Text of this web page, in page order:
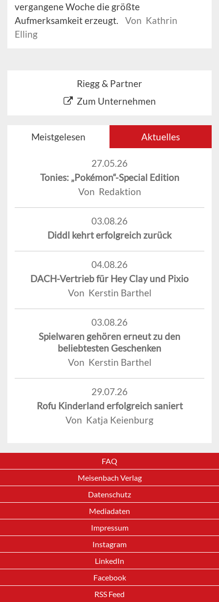
vergangene Woche die größte
Aufmerksamkeit erzeugt.
Von Kathrin
Elling
Riegg & Partner
Zum Unternehmen
Meistgelesen Aktuelles
27.05.26
Tonies: „Pokémon“-Special Edition
Von Redaktion
03.08.26
Diddl kehrt erfolgreich zurück
04.08.26
DACH-Vertrieb für Hey Clay und Pixio
Von Kerstin Barthel
03.08.26
Spielwaren gehören erneut zu den
beliebtesten Geschenken
Von Kerstin Barthel
29.07.26
Rofu Kinderland erfolgreich saniert
Von Katja Keienburg
FAQ
Meisenbach Verlag
Datenschutz
Mediadaten
Impressum
Instagram
LinkedIn
Facebook
RSS Feed